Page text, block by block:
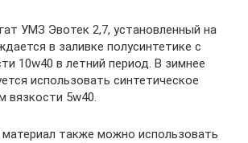
УМЗ Эвотек 2,7, установленный на
в заливке полусинтетике с
10w40 в летний период. В зимнее
использовать синтетическое
вязкости 5w40.
также можно использовать